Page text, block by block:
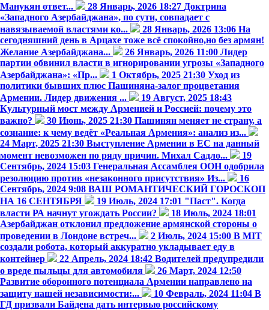
Манукян ответ...
28 Январь, 2026 18:27 Доктрина
«Западного Азербайджана», по сути, совпадает с
навязываемой властями ко...
28 Январь, 2026 13:06 На
сегодняшний день в Арцахе тоже всё спокойно,но без армян!
Желание Азербайджана...
26 Январь, 2026 11:00 Лидер
партии обвинил власти в игнорировании угрозы «Западного
Азербайджана»: «Пр...
1 Октябрь, 2025 21:30 Уход из
политики бывших плюс Пашиняна-залог процветания
Армении. Лидер движения ...
19 Август, 2025 18:43
Культурный мост между Арменией и Россией: почему это
важно?
30 Июнь, 2025 21:30 Пашинян меняет не страну, а
сознание: к чему ведёт «Реальная Армения»: анализ из...
24 Март, 2025 21:30 Выступление Армении в ЕС на данный
момент невозможен по ряду причин. Михал Садло...
19
Сентябрь, 2024 15:03 Генеральная Ассамблея ООН одобрила
резолюцию против «незаконного присутствия» Из...
16
Сентябрь, 2024 9:08 ВАШ РОМАНТИЧЕСКИЙ ГОРОСКОП
НА 16 СЕНТЯБРЯ
19 Июль, 2024 17:01 "Паст". Когда
власти РА начнут угождать России?
18 Июль, 2024 18:01
Азербайджан отклонил предложение армянской стороны о
проведении в Лондоне встреч...
2 Июль, 2024 15:00 В MIT
создали робота, который аккуратно укладывает еду в
контейнер
22 Апрель, 2024 18:42 Водителей предупредили
о вреде пыльцы для автомобиля
26 Март, 2024 12:50
Развитие оборонного потенциала Армении направлено на
защиту нашей независимости:...
10 Февраль, 2024 11:04 В
ГД призвали Байдена дать интервью российскому